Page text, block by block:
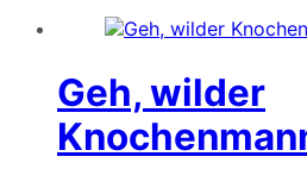
Geh, wilder